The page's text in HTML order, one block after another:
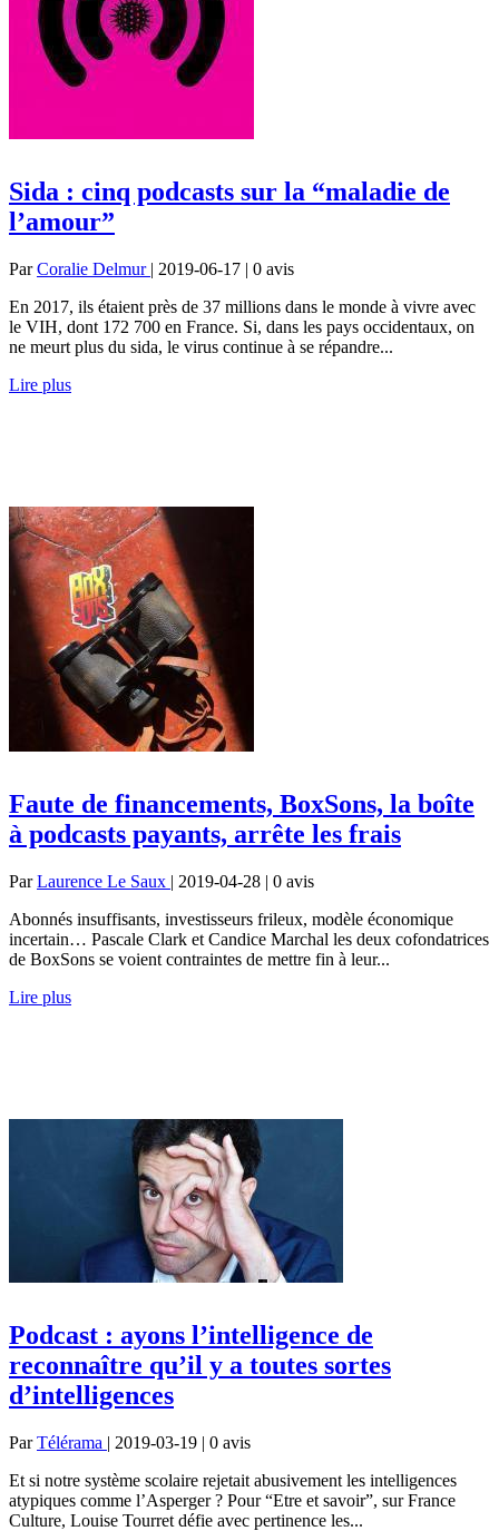
Sida : cinq podcasts sur la “maladie de
l’amour”
ParCoralie Delmur | 2019-06-17 | 0 avis
En 2017, ils étaient près de 37 millions dans le monde à vivre avec
le VIH, dont 172 700 en France. Si, dans les pays occidentaux, on
ne meurt plus du sida, le virus continue à se répandre...
Lire plus
Faute de financements, BoxSons, la boîte
à podcasts payants, arrête les frais
ParLaurence Le Saux | 2019-04-28 | 0 avis
Abonnés insuffisants, investisseurs frileux, modèle économique
incertain… Pascale Clark et Candice Marchal les deux cofondatrices
de BoxSons se voient contraintes de mettre fin à leur...
Lire plus
Podcast : ayons l’intelligence de
reconnaître qu’il y a toutes sortes
d’intelligences
ParTélérama | 2019-03-19 | 0 avis
Et si notre système scolaire rejetait abusivement les intelligences
atypiques comme l’Asperger ? Pour “Etre et savoir”, sur France
Culture, Louise Tourret défie avec pertinence les...